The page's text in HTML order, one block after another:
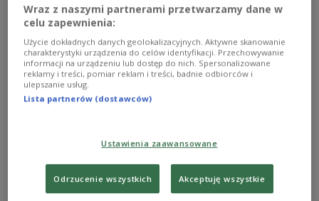
Premierminister Donald Tusk Filip Naumienko/East News
Der polnische Ministerpräsident Donald Tusk
reagierte scharf und wandte sich öffentlich an drei
prominente Politiker der Opposition. In einem
Beitrag auf X schrieb er: „Ich schäme mich für
euch!“ Adressiert war der Kommentar an den
Oppositionspolitiker Jarosław Kaczyński und
Wraz z naszymi partnerami przetwarzamy dane w
celu zapewnienia:
Użycie dokładnych danych geolokalizacyjnych. Aktywne skanowanie
charakterystyki urządzenia do celów identyfikacji. Przechowywanie
informacji na urządzeniu lub dostęp do nich. Spersonalizowane
reklamy i treści, pomiar reklam i treści, badnie odbiorców i
ulepszanie usług.
Lista partnerów (dostawców)
Ustawienia zaawansowane
Odrzucenie wszystkich Akceptuję wszystkie